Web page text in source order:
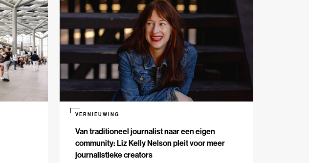
Van traditioneel journalist naar een eigen
community: Liz Kelly Nelson pleit voor meer
journalistieke creators
VERNIEUWING